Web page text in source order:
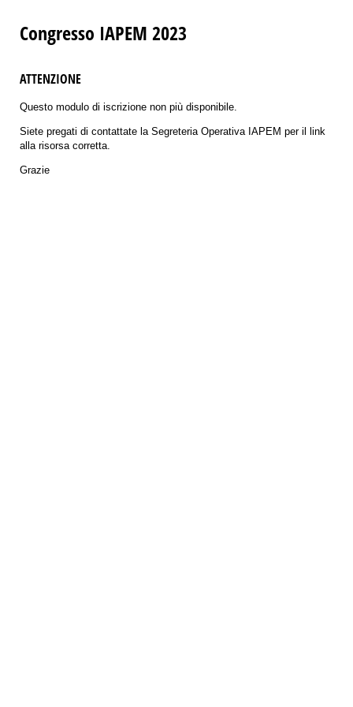
Congresso IAPEM 2023
ATTENZIONE
Questo modulo di iscrizione non più disponibile.
Siete pregati di contattate la Segreteria Operativa IAPEM per il link
alla risorsa corretta.
Grazie